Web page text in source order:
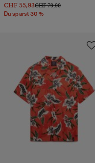
CHF 55,93Preis wurde reduziert von
CHF 79,90bis
Du sparst 30 %